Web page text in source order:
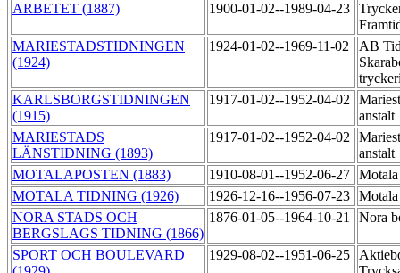
ARBETET (1887)
1900-01-02--1989-04-23
MARIESTADSTIDNINGEN
(1924)
1924-01-02--1969-11-02
AB
KARLSBORGSTIDNINGEN
(1915)
1917-01-02--1952-04-02
anstalt
MARIESTADS
LÄNSTIDNING (1893)
1917-01-02--1952-04-02
anstalt
MOTALAPOSTEN (1883)
1910-08-01--1952-06-27
MOTALA TIDNING (1926)
1926-12-16--1956-07-23
NORA STADS OCH
BERGSLAGS TIDNING (1866)
1876-01-05--1964-10-21 Nora
SPORT OCH BOULEVARD
1929-08-02--1951-06-25